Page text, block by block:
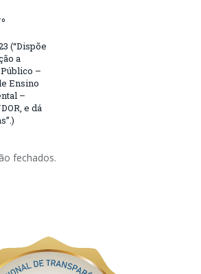
(“Dispõe
a
–
Ensino
–
e dá
fechados.